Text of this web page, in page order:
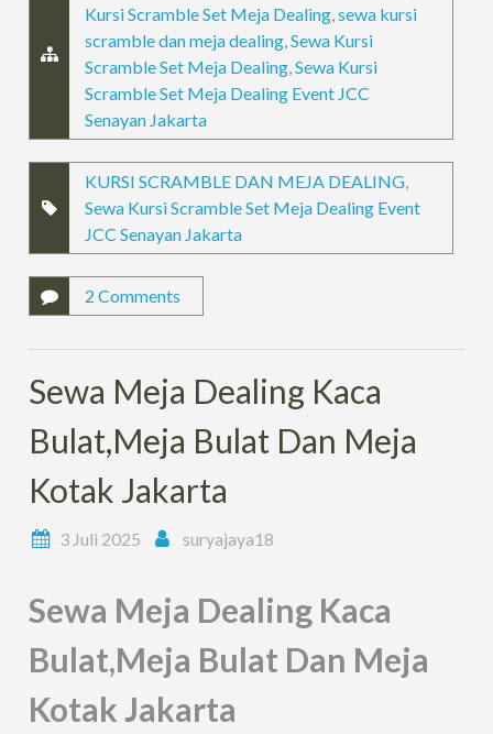
Kursi Scramble Set Meja Dealing,sewa kursi
scramble dan meja dealing,Sewa Kursi
Scramble Set Meja Dealing,Sewa Kursi
Scramble Set Meja Dealing Event JCC
Senayan Jakarta
KURSI SCRAMBLE DAN MEJA DEALING,
Sewa Kursi Scramble Set Meja Dealing Event
JCC Senayan Jakarta
2 Comments
Sewa Meja Dealing Kaca
Bulat,Meja Bulat Dan Meja
Kotak Jakarta
3 Juli 2025 suryajaya18
Sewa Meja Dealing Kaca
Bulat,Meja Bulat Dan Meja
Kotak Jakarta